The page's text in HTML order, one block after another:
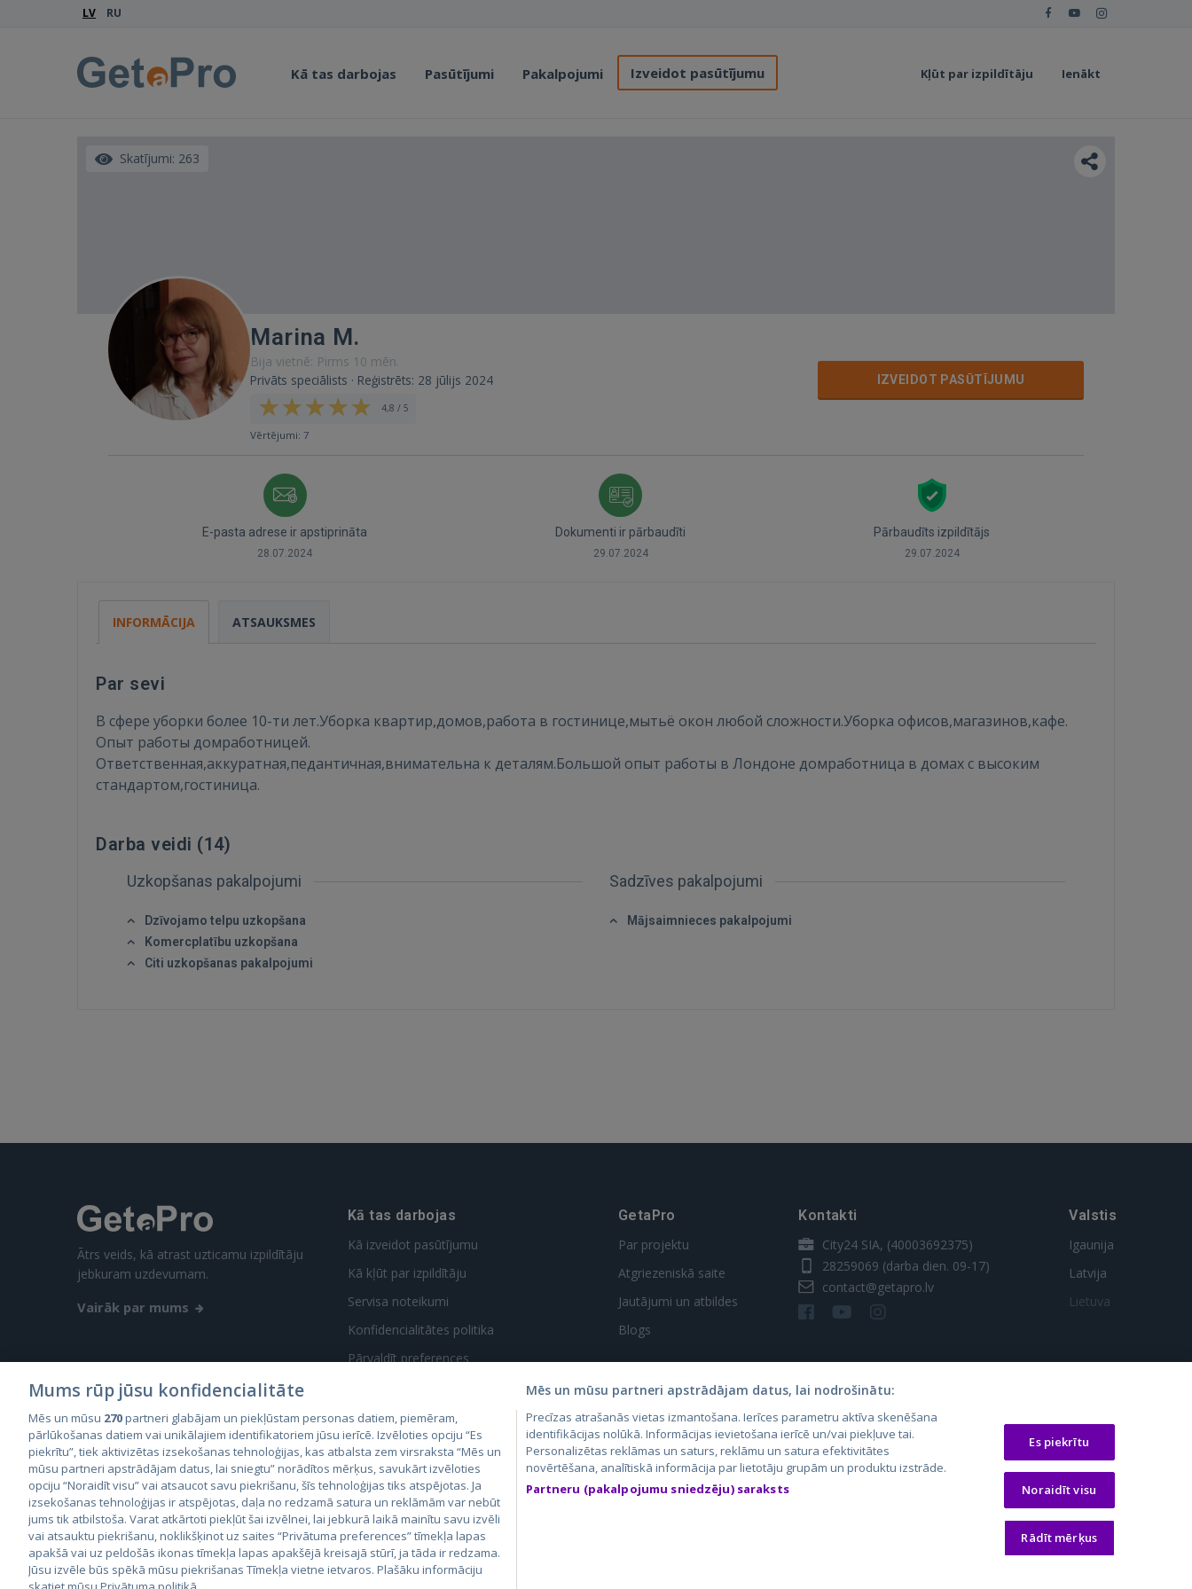
LV RU
Kā tas darbojas Pasūtījumi Pakalpojumi Izveidot pasūtījumu Kļūt par izpildītāju Ienākt
GOOGLE
 Sign in with Apple
Skatījumi: 263
Marina M.
Bija vietnē: Pirms 10 mēn.
Privāts speciālists · Reģistrēts: 28 jūlijs 2024
4,8 / 5
Vērtējumi: 7
IZVEIDOT PASŪTĪJUMU
E-pasta adrese ir apstiprināta
28.07.2024
Dokumenti ir pārbaudīti
29.07.2024
Pārbaudīts izpildītājs
29.07.2024
INFORMĀCIJA ATSAUKSMES
Par sevi
В сфере уборки более 10-ти лет.Уборка квартир,домов,работа в гостинице,мытьё окон любой сложности.Уборка офисов,магазинов,кафе.
Опыт работы домработницей.
Ответственная,аккуратная,педантичная,внимательна к деталям.Большой опыт работы в Лондоне домработница в домах с высоким
стандартом,гостиница.
Darba veidi (14)
Uzkopšanas pakalpojumi
Dzīvojamo telpu uzkopšana
Komercplatību uzkopšana
Citi uzkopšanas pakalpojumi
Sadzīves pakalpojumi
Mājsaimnieces pakalpojumi
Ātrs veids, kā atrast uzticamu izpildītāju
jebkuram uzdevumam.
Vairāk par mums
Kā tas darbojas
Kā izveidot pasūtījumu
Kā kļūt par izpildītāju
Servisa noteikumi
Konfidencialitātes politika
Pārvaldīt preferences
GetaPro
Par projektu
Atgriezeniskā saite
Jautājumi un atbildes
Blogs
Kontakti
City24 SIA, (40003692375)
28259069 (darba dien. 09-17)
contact@getapro.lv
Valstis
Igaunija
Latvija
Lietuva
City24.lv
City24.ee
GetaPro.lv
GetaPro.ee
Skelbiu.lt
Autoplius.lt
Aruodas.lt
CVbankas.lt
Kainos.lt
Mums rūp jūsu konfidencialitāte
Mēs un mūsu 270partneri glabājam un piekļūstam personas datiem, piemēram,
pārlūkošanas datiem vai unikālajiem identifikatoriem jūsu ierīcē. Izvēloties opciju “Es
piekrītu”, tiek aktivizētas izsekošanas tehnoloģijas, kas atbalsta zem virsraksta “Mēs un
mūsu partneri apstrādājam datus, lai sniegtu” norādītos mērķus, savukārt izvēloties
opciju “Noraidīt visu” vai atsaucot savu piekrišanu, šīs tehnoloģijas tiks atspējotas. Ja
izsekošanas tehnoloģijas ir atspējotas, daļa no redzamā satura un reklāmām var nebūt
jums tik atbilstoša. Varat atkārtoti piekļūt šai izvēlnei, lai jebkurā laikā mainītu savu izvēli
vai atsauktu piekrišanu, noklikšķinot uz saites “Privātuma preferences” tīmekļa lapas
apakšā vai uz peldošās ikonas tīmekļa lapas apakšējā kreisajā stūrī, ja tāda ir redzama.
Jūsu izvēle būs spēkā mūsu piekrišanas Tīmekļa vietne ietvaros. Plašāku informāciju
Mēs un mūsu partneri apstrādājam datus, lai nodrošinātu:
Precīzas atrašanās vietas izmantošana. Ierīces parametru aktīva skenēšana
identifikācijas nolūkā. Informācijas ievietošana ierīcē un/vai piekļuve tai.
Personalizētas reklāmas un saturs, reklāmu un satura efektivitātes
novērtēšana, analītiskā informācija par lietotāju grupām un produktu izstrāde.
Partneru (pakalpojumu sniedzēju) saraksts
Es piekrītu
Noraidīt visu
Rādīt mērķus